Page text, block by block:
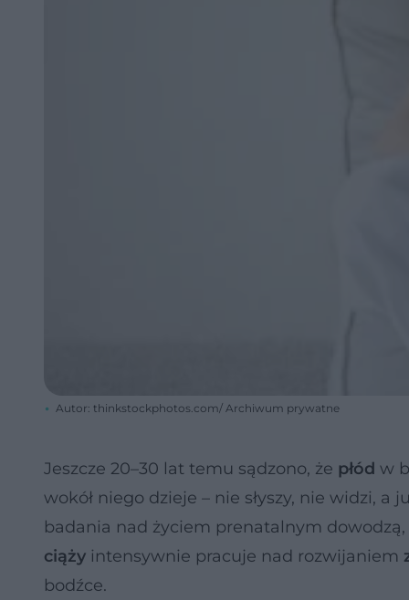
Autor: thinkstockphotos.com/ Archiwum prywatne
Jeszcze 20–30 lat temu sądzono, że płód w
wokół niego dzieje – nie słyszy, nie widzi,
badania nad życiem prenatalnym
ciąży intensywnie pracuje nad rozwijaniem
bodźce.